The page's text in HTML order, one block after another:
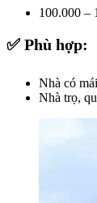
100.000 –
✅ Phù hợp:
Nhà có
Nhà trọ,